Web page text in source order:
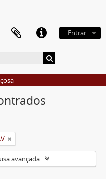
Entrar
avançada